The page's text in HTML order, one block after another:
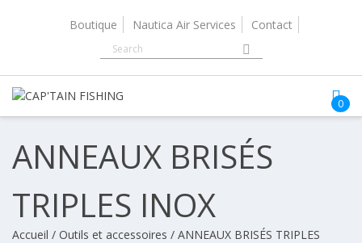
Boutique Nautica Air Services Contact
0
ANNEAUX BRISÉS
TRIPLES INOX
Accueil / Outils et accessoires / ANNEAUX BRISÉS TRIPLES